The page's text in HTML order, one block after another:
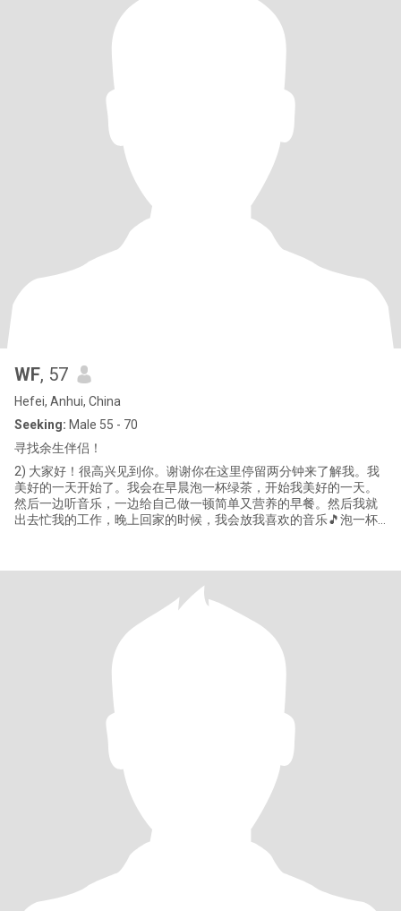
WF, 57
Hefei, Anhui, China
Seeking: Male 55 - 70
寻找余生伴侣！
2) 大家好！很高兴见到你。谢谢你在这里停留两分钟来了解我。我
美好的一天开始了。我会在早晨泡一杯绿茶，开始我美好的一天。
然后一边听音乐，一边给自己做一顿简单又营养的早餐。然后我就
出去忙我的工作，晚上回家的时候，我会放我喜欢的音乐🎵泡一杯
感到安慰。闲暇的时候，我也会给小侄子看看他的作业，欣赏一下
闲暇时的花花草草。有节假日的时候，我也会和亲朋好友一起出去
旅游、吃饭、聚会，增进彼此